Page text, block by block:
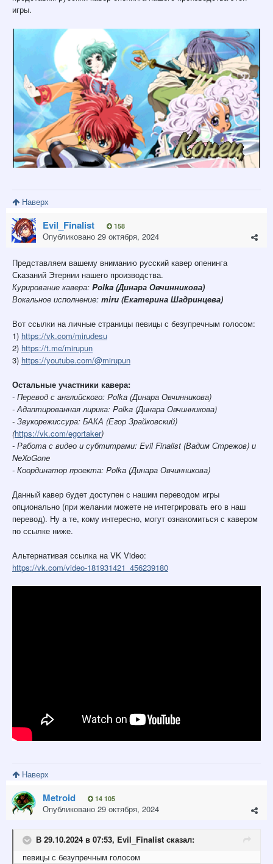
игры.
Наверх
Evil_Finalist 158
Опубликовано 29 октября, 2024
Представляем вашему вниманию русский кавер опенинга
Сказаний Этернии нашего производства.
Курирование кавера: Polka (Динара Овчинникова)
Вокальное исполнение: miru (Екатерина Шадринцева)
Вот ссылки на личные страницы певицы с безупречным голосом:
1) https://vk.com/mirudesu
2) https://t.me/mirupun
3) https://youtube.com/@mirupun
Остальные участники кавера:
- Перевод с английского: Polka (Динара Овчинникова)
- Адаптированная лирика: Polka (Динара Овчинникова)
- Звукорежиссура: БАКА (Егор Зрайковский)
(https://vk.com/egortaker)
- Работа с видео и субтитрами: Evil Finalist (Вадим Стрежов) и
NeXoGone
- Координатор проекта: Polka (Динара Овчинникова)
Данный кавер будет доступен с нашим переводом игры
опционально (при желании можете не интегрировать его в наш
перевод). Ну а те, кому интересно, могут ознакомиться с кавером
по ссылке ниже.
Альтернативая ссылка на VK Video:
https://vk.com/video-181931421_456239180
Наверх
Metroid 14 105
Опубликовано 29 октября, 2024
В 29.10.2024 в 07:53, Evil_Finalist сказал:
певицы с безупречным голосом